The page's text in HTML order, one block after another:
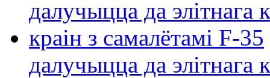
далучыцца да элітнага